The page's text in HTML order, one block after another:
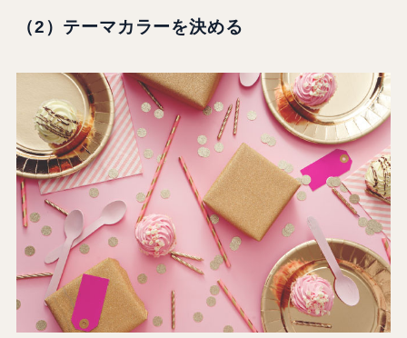
（2）テーマカラーを決める